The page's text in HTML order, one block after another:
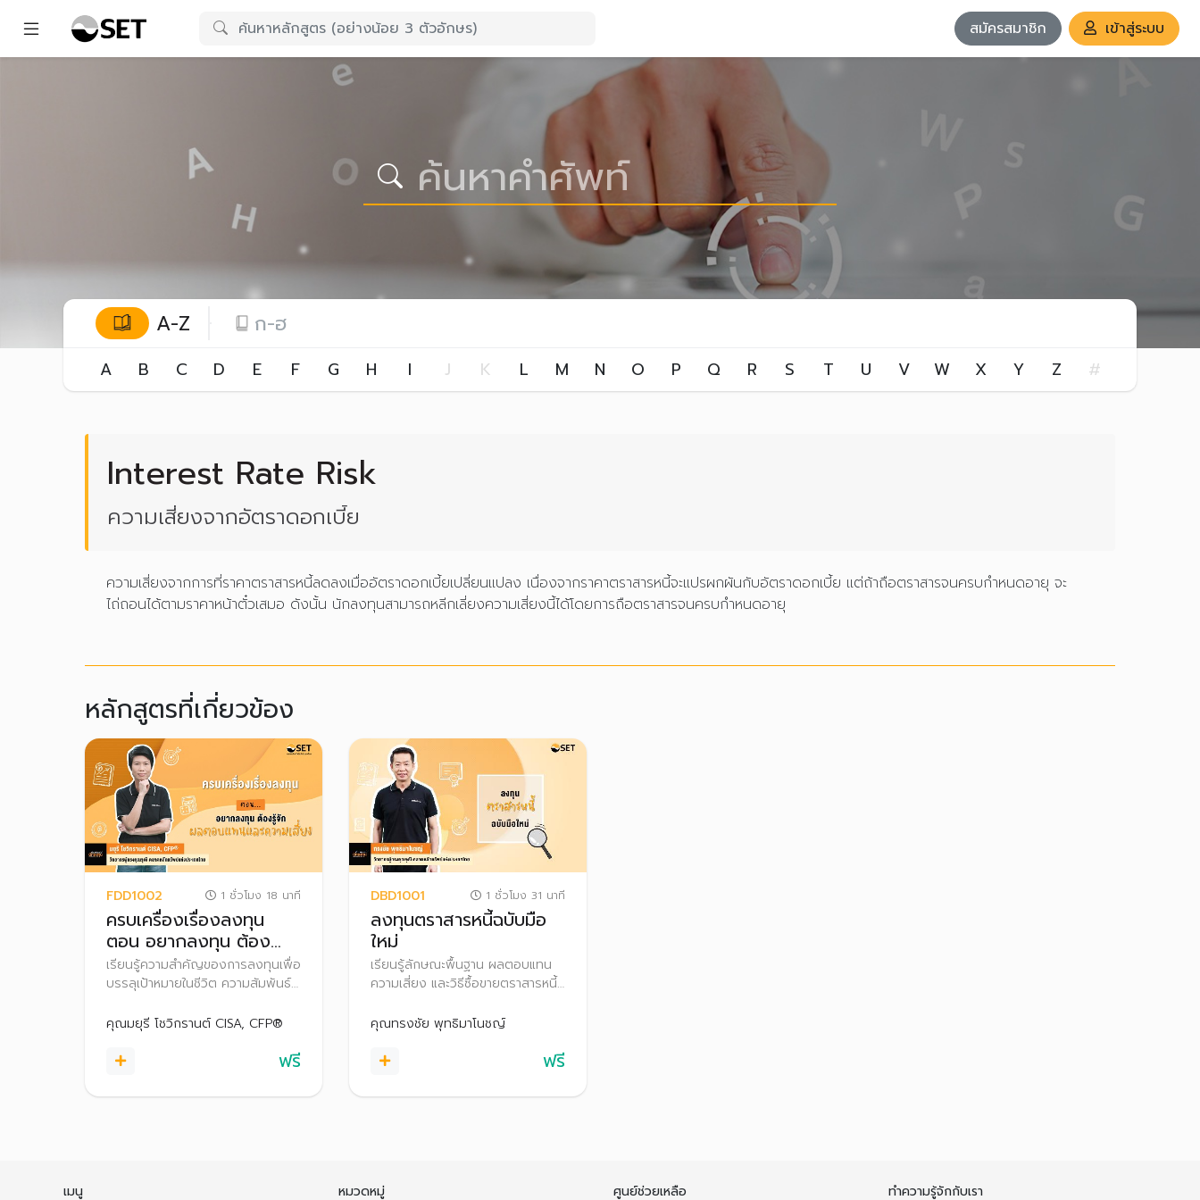
สมัครสมาชิก เข้าสู่ระบบ
A-Z ก-ฮ
A B C D E F G H I J K L M N O P Q R S T U V W X Y Z #
Interest Rate Risk
ความเสี่ยงจากอัตราดอกเบี้ย
ความเสี่ยงจากการที่ราคาตราสารหนี้ลดลงเมื่ออัตราดอกเบี้ยเปลี่ยนแปลง เนื่องจากราคาตราสารหนี้จะแปรผกผันกับอัตราดอกเบี้ย แต่ถ้าถือตราสารจนครบกำหนดอายุ จะ
ไถ่ถอนได้ตามราคาหน้าตั๋วเสมอ ดังนั้น นักลงทุนสามารถหลีกเลี่ยงความเสี่ยงนี้ได้โดยการถือตราสารจนครบกำหนดอายุ
หลักสูตรที่เกี่ยวข้อง
FDD1002 1 ชั่วโมง 18 นาที
ครบเครื่องเรื่องลงทุน
ตอน อยากลงทุน ต้อง
รู้จักผลตอบแทนและความ
เสี่ยง
เรียนรู้ความสำคัญของการลงทุนเพื่อ
บรรลุเป้าหมายในชีวิต ความสัมพันธ์
การลงทุน เพื่อวางแผนลงทุนได้
คุณมยุรี โชวิกรานต์ CISA, CFP®
ฟรี
DBD1001 1 ชั่วโมง 31 นาที
ลงทุนตราสารหนี้ฉบับมือ
ใหม่
เรียนรู้ลักษณะพื้นฐาน ผลตอบแทน
ความเสี่ยง และวิธีซื้อขายตราสารหนี้
ตัดสินใจลงทุนได้อย่างเหมาะสม
คุณทรงชัย พุทธิมาโนชญ์
ฟรี
เมนู หมวดหมู่ ศูนย์ช่วยเหลือ ทำความรู้จักกับเรา